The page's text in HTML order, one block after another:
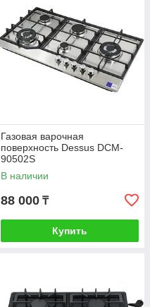
Газовая варочная
поверхность Dessus DCM-
90502S
В наличии
88 000 ₸
Купить